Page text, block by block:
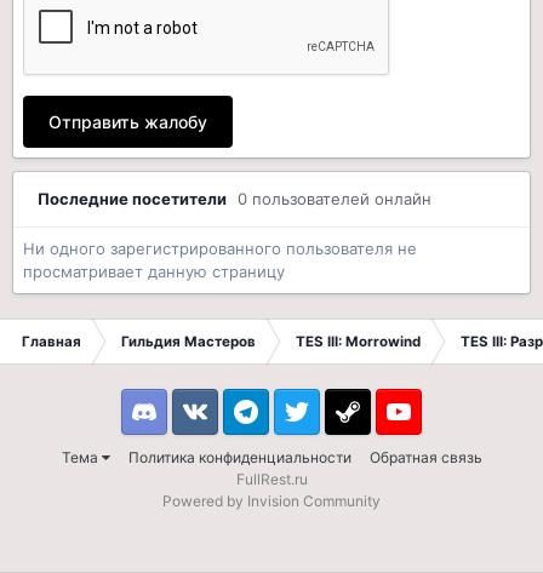
Отправить жалобу
Последние посетители 0 пользователей онлайн
Ни одного зарегистрированного пользователя не
просматривает данную страницу
Главная Гильдия Мастеров TES III: Morrowind TES III:
Тема Политика конфиденциальности Обратная связь
DiscordVK TelegramTwitter Steam Youtube
FullRest.ru
Powered by Invision Community